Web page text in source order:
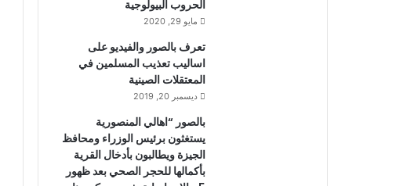
الحروب البيولوجية
مايو 29, 2020
تعرف بالصور والفيديو على
اساليب تعذيب المسلمين في
المعتقلات الصينية
ديسمبر 20, 2019
بالصور “اهالي المنصورية
يستغثون برئيس الوزراء ومحافظ
الجيزة ويطالبون بأدخال القرية
بأكمالها للحجر الصحي بعد ظهور